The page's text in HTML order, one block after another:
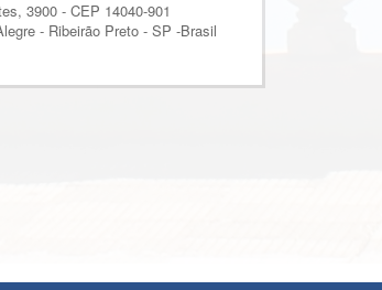
3900 - CEP 14040-901
- Ribeirão Preto - SP -Brasil